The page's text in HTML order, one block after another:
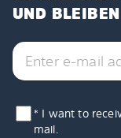
UND
* I want to
mail.